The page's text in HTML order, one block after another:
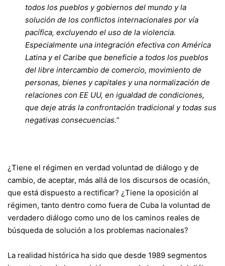
todos los pueblos y gobiernos del mundo y la
solución de los conflictos internacionales por vía
pacífica, excluyendo el uso de la violencia.
Especialmente una integración efectiva con América
Latina y el Caribe que beneficie a todos los pueblos
del libre intercambio de comercio, movimiento de
personas, bienes y capitales y una normalización de
relaciones con EE UU, en igualdad de condiciones,
que deje atrás la confrontación tradicional y todas sus
negativas consecuencias.”
¿Tiene el régimen en verdad voluntad de diálogo y de
cambio, de aceptar, más allá de los discursos de ocasión,
que está dispuesto a rectificar? ¿Tiene la oposición al
régimen, tanto dentro como fuera de Cuba la voluntad de
verdadero diálogo como uno de los caminos reales de
búsqueda de solución a los problemas nacionales?
La realidad histórica ha sido que desde 1989 segmentos